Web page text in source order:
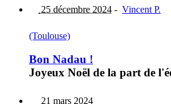
25 décembre 2024 - Vincent P.
(Toulouse)
Bon Nadau !
Joyeux Noël de la part de
21 mars 2024